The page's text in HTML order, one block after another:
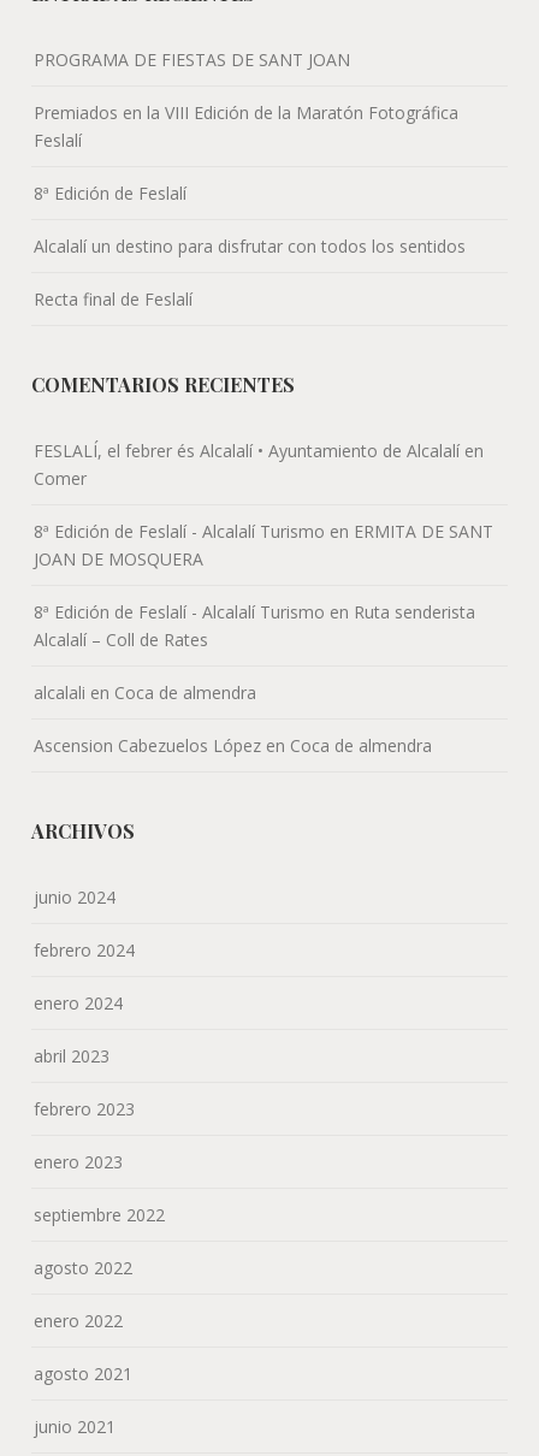
PROGRAMA DE FIESTAS DE SANT JOAN
Premiados en la VIII Edición de la Maratón Fotográfica
Feslalí
8ª Edición de Feslalí
Alcalalí un destino para disfrutar con todos los sentidos
Recta final de Feslalí
COMENTARIOS RECIENTES
FESLALÍ, el febrer és Alcalalí • Ayuntamiento de Alcalalí en
Comer
8ª Edición de Feslalí - Alcalalí Turismo en ERMITA DE SANT
JOAN DE MOSQUERA
8ª Edición de Feslalí - Alcalalí Turismo en Ruta senderista
Alcalalí – Coll de Rates
alcalali en Coca de almendra
Ascension Cabezuelos López en Coca de almendra
ARCHIVOS
junio 2024
febrero 2024
enero 2024
abril 2023
febrero 2023
enero 2023
septiembre 2022
agosto 2022
enero 2022
agosto 2021
junio 2021